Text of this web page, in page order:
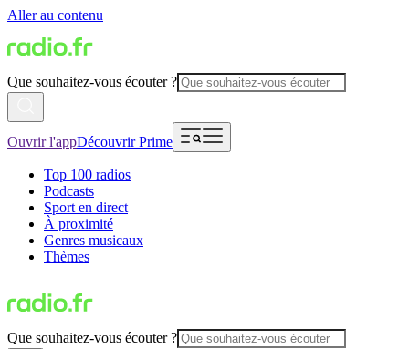
Aller au contenu
Que souhaitez-vous écouter ?
Ouvrir l'appDécouvrir Prime
Top 100 radios
Podcasts
Sport en direct
À proximité
Genres musicaux
Thèmes
Que souhaitez-vous écouter ?